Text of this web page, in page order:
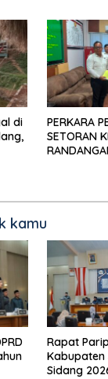
di
PERKARA
SETORAN
kamu
Rapat
Kabupaten
Sidang